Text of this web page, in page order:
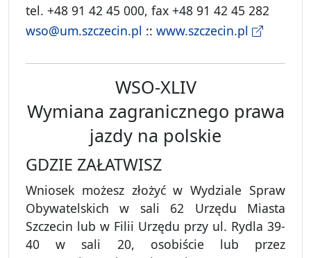
tel. +48 91 42 45 000, fax +48 91 42 45 282
wso@um.szczecin.pl :: www.szczecin.pl
WSO-XLIV
Wymiana zagranicznego prawa
jazdy na polskie
GDZIE ZAŁATWISZ
Wniosek możesz złożyć w Wydziale Spraw
Obywatelskich w sali 62 Urzędu Miasta
Szczecin lub w Filii Urzędu przy ul. Rydla 39-
40 w sali 20, osobiście lub przez